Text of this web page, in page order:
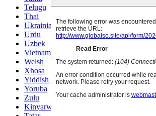
Telugu
Thai
Ukrainian
Urdu
Uzbek
Vietnamese
Welsh
Xhosa
Yiddish
Yoruba
Zulu
Kinyarwanda